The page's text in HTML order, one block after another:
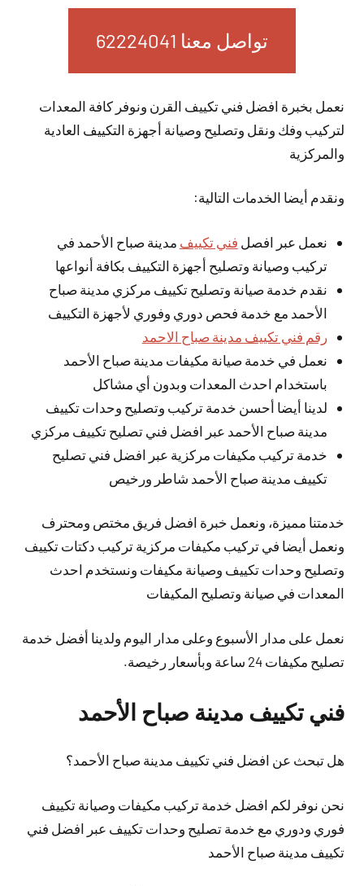
تواصل معنا 62224041
نعمل بخبرة افضل فني تكييف القرن ونوفر كافة المعدات
لتركيب وفك ونقل وتصليح وصيانة أجهزة التكييف العادية
والمركزية
ونقدم أيضا الخدمات التالية:
نعمل عبر افصل فني تكييف مدينة صباح الأحمد في
تركيب وصيانة وتصليح أجهزة التكييف بكافة أنواعها
نقدم خدمة صيانة وتصليح تكييف مركزي مدينة صباح
الأحمد مع خدمة فحص دوري وفوري لأجهزة التكييف
رقم فني تكييف مدينة صباح الاحمد
نعمل في خدمة صيانة مكيفات مدينة صباح الأحمد
باستخدام احدث المعدات وبدون أي مشاكل
لدينا أيضا أحسن خدمة تركيب وتصليح وحدات تكييف
مدينة صباح الأحمد عبر افضل فني تصليح تكييف مركزي
خدمة تركيب مكيفات مركزية عبر افضل فني تصليح
تكييف مدينة صباح الأحمد شاطر ورخيص
خدمتنا مميزة، ونعمل خبرة افضل فريق مختص ومحترف
ونعمل أيضا في تركيب مكيفات مركزية تركيب دكتات تكييف
وتصليح وحدات تكييف وصيانة مكيفات ونستخدم احدث
المعدات في صيانة وتصليح المكيفات
نعمل على مدار الأسبوع وعلى مدار اليوم ولدينا أفضل خدمة
تصليح مكيفات 24 ساعة وبأسعار رخيصة.
فني تكييف مدينة صباح الأحمد
هل تبحث عن افضل فني تكييف مدينة صباح الأحمد؟
نحن نوفر لكم افضل خدمة تركيب مكيفات وصيانة تكييف
فوري ودوري مع خدمة تصليح وحدات تكييف عبر افضل فني
تكييف مدينة صباح الأحمد